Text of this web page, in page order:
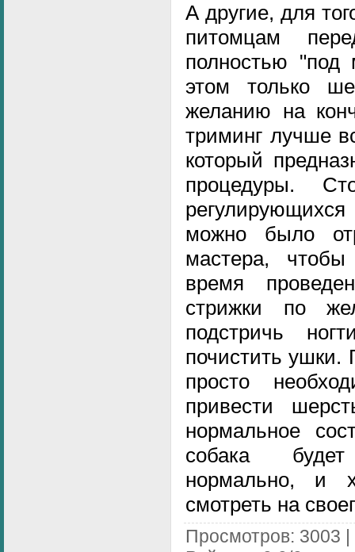
А другие, для
питомцам
полностью "под
этом только
желанию на
триминг лучше
который
процедуры.
можно было
мастера,
время
стрижки по
подстричь
почистить ушки.
просто
привести
нормальное
собака
нормально, и
смотреть на
Просмотров: 3003 |